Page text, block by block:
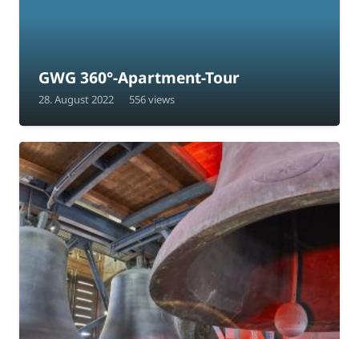
GWG 360°-Apartment-Tour
28. August 2022 556views